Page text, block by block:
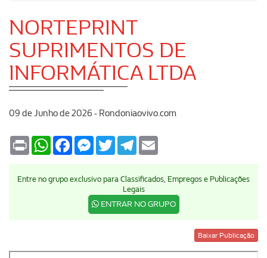
NORTEPRINT
SUPRIMENTOS DE
INFORMÁTICA LTDA
09 de Junho de 2026 - Rondoniaovivo.com
Print WhatsAppFacebookMessenger
TwitterTelegram
Entre no grupo exclusivo para Classificados, Empregos e Publicações
Legais
ENTRAR NO GRUPO
Baixar Publicação